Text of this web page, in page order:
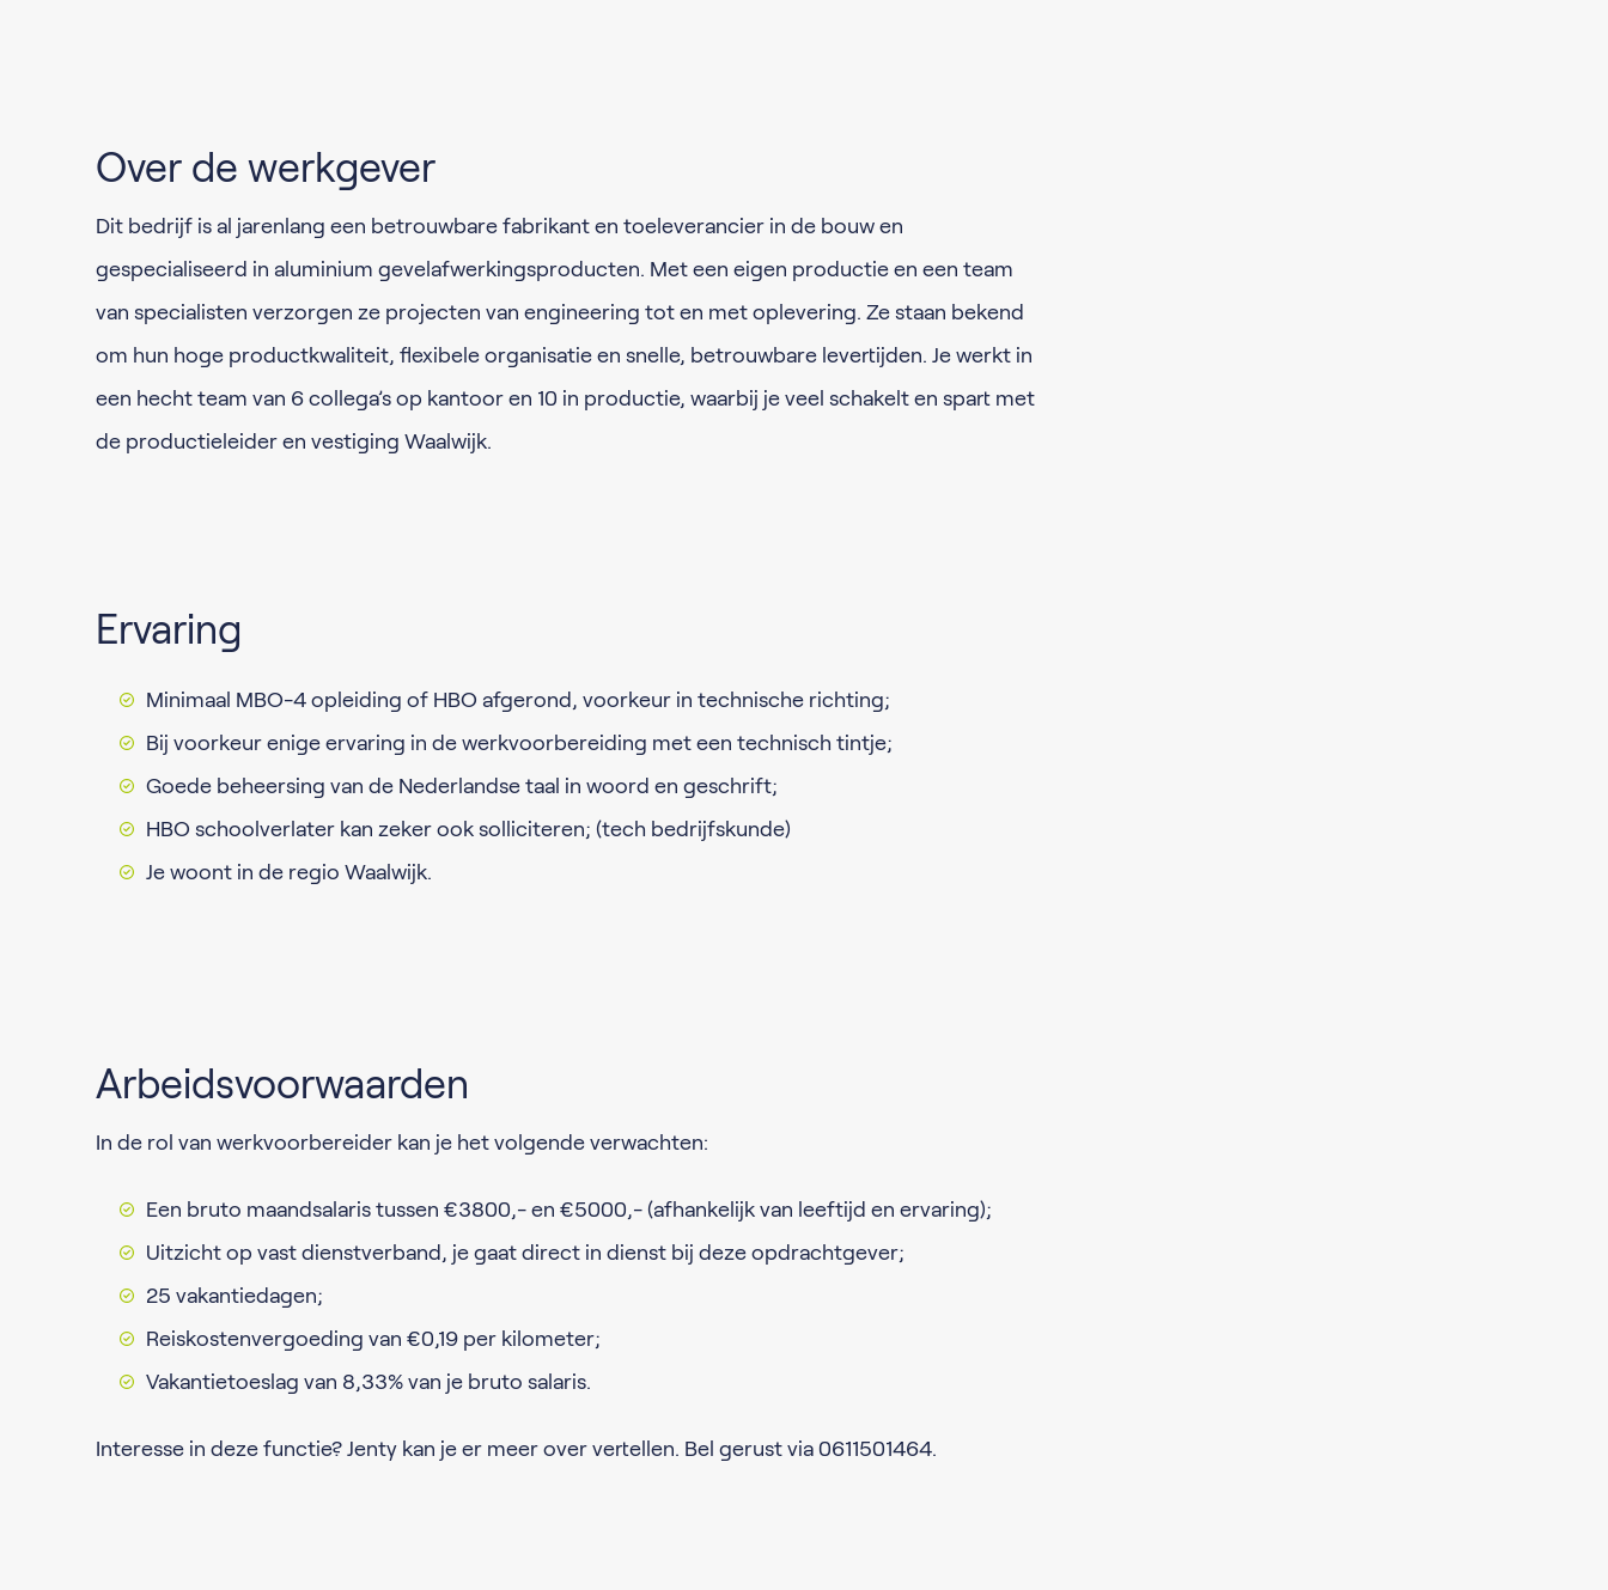
Over de werkgever
Dit bedrijf is al jarenlang een betrouwbare fabrikant en toeleverancier in de bouw en
gespecialiseerd in aluminium gevelafwerkingsproducten. Met een eigen productie en een team
van specialisten verzorgen ze projecten van engineering tot en met oplevering. Ze staan bekend
om hun hoge productkwaliteit, flexibele organisatie en snelle, betrouwbare levertijden. Je werkt in
een hecht team van 6 collega’s op kantoor en 10 in productie, waarbij je veel schakelt en spart met
de productieleider en vestiging Waalwijk.
Ervaring
Minimaal MBO-4 opleiding of HBO afgerond, voorkeur in technische richting;
Bij voorkeur enige ervaring in de werkvoorbereiding met een technisch tintje;
Goede beheersing van de Nederlandse taal in woord en geschrift;
HBO schoolverlater kan zeker ook solliciteren; (tech bedrijfskunde)
Je woont in de regio Waalwijk.
Arbeidsvoorwaarden
In de rol van werkvoorbereider kan je het volgende verwachten:
Een bruto maandsalaris tussen €3800,- en €5000,- (afhankelijk van leeftijd en ervaring);
Uitzicht op vast dienstverband, je gaat direct in dienst bij deze opdrachtgever;
25 vakantiedagen;
Reiskostenvergoeding van €0,19 per kilometer;
Vakantietoeslag van 8,33% van je bruto salaris.
Interesse in deze functie? Jenty kan je er meer over vertellen. Bel gerust via 0611501464.